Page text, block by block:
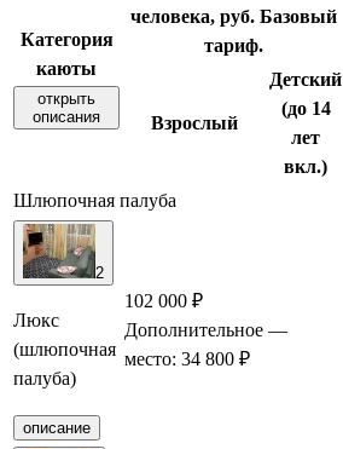
Категория
каюты
открыть
описания
человека, руб. Базовый
тариф.
Взрослый
Детский
(до 14
лет
вкл.)
Шлюпочная палуба
2
Люкс
(шлюпочная
палуба)
описание
102 000 ₽
Дополнительное
место: 34 800 ₽
—